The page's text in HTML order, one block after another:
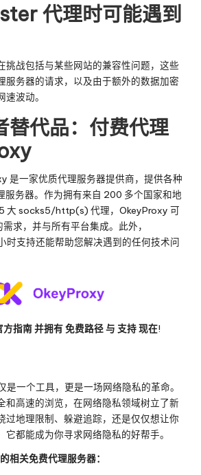
代理时可能遇到
挑战包括与某些网站的兼容性问题，这些
服务器的请求，以及由于额外的数据加密
波动。
替代品：付费代理
是一家优质代理服务器提供商，提供各种
服务器。作为拥有来自 200 多个国家和地
5 大 socks5/http(s) 代理，OkeyProxy 可
需求，并与所有平台集成。此外，
时支持还能帮助您解决遇到的任何技术问
方指南并拥有免费路径与 支持现在!
一个工具，更是一场网络隐私的革命。
和高速的浏览，在网络隐私领域树立了新
过地理限制、躲避追踪，还是仅仅想让你
它都能成为你寻求网络隐私的好帮手。
相关免费代理服务器：